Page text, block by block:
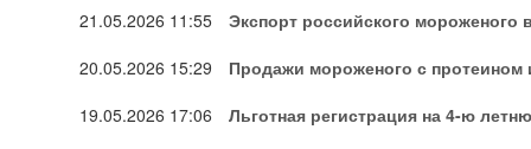
21.05.2026 11:55
Экспорт российского мороженого
20.05.2026 15:29
Продажи мороженого с
19.05.2026 17:06
Льготная регистрация на 4-ю